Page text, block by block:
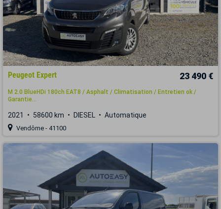
Peugeot Expert 23 490 €
M 2.0 BlueHDi 180ch EAT8 / Asphalt / Climatisation / Entretien ok /
Garantie...
2021 58600 km DIESEL Automatique
Vendôme - 41100